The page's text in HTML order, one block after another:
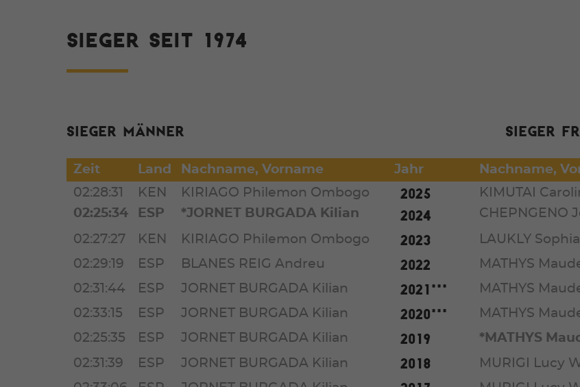
SIEGER SEIT 1974
Sieger Männer Sieger
Zeit Land Nachname, Vorname Jahr Nachname,
02:28:31
02:25:34
KEN
ESP
KIRIAGO Philemon Ombogo
*JORNET BURGADA Kilian
2025
2024
KIMUTAI
CHEPNGENO
02:27:27
KEN KIRIAGO Philemon Ombogo 2023 LAUKLY Sophia
02:29:19
ESP BLANES REIG Andreu 2022 MATHYS
02:31:44
ESP JORNET BURGADA Kilian 2021*** MATHYS
02:33:15
ESP JORNET BURGADA Kilian 2020*** MATHYS
02:25:35
ESP JORNET BURGADA Kilian 2019 *MATHYS
02:31:39
ESP JORNET BURGADA Kilian 2018 MURIGI Lucy